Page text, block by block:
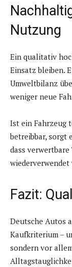
Nutzung
Ein qualitativ
Einsatz bleiben.
Umweltbilanz
weniger neue
Ist ein Fahrzeug
betreibbar, sorgt
dass
wiederverwendet
Fazit:
Deutsche Autos
Kaufkriterium –
sondern vor